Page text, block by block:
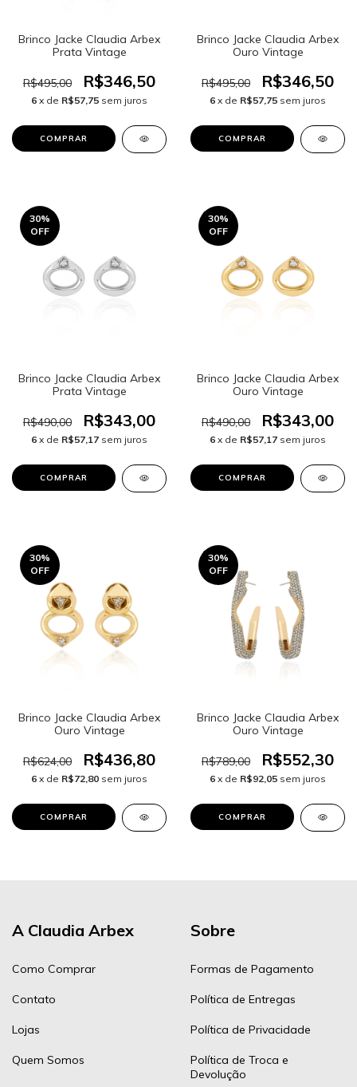
Brinco Jacke Claudia Arbex
Prata Vintage
R$495,00 R$346,50
6 x de R$57,75 sem juros
Brinco Jacke Claudia Arbex
Ouro Vintage
R$495,00 R$346,50
6 x de R$57,75 sem juros
30%
OFF
Brinco Jacke Claudia Arbex
Prata Vintage
R$490,00 R$343,00
6 x de R$57,17 sem juros
30%
OFF
Brinco Jacke Claudia Arbex
Ouro Vintage
R$490,00 R$343,00
6 x de R$57,17 sem juros
30%
OFF
Brinco Jacke Claudia Arbex
Ouro Vintage
R$624,00 R$436,80
6 x de R$72,80 sem juros
30%
OFF
Brinco Jacke Claudia Arbex
Ouro Vintage
R$789,00 R$552,30
6 x de R$92,05 sem juros
A Claudia Arbex
Como Comprar
Contato
Lojas
Quem Somos
Sobre
Formas de Pagamento
Política de Entregas
Política de Privacidade
Política de Troca e
Devolução